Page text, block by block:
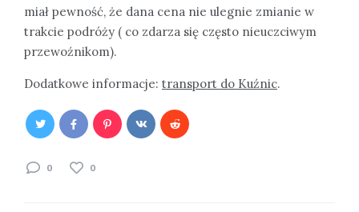
miał pewność, że dana cena nie ulegnie zmianie w
trakcie podróży ( co zdarza się często nieuczciwym
przewoźnikom).
Dodatkowe informacje: transport do Kuźnic.
0 0